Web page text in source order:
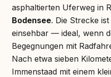
asphaltierten Uferweg in
Bodensee. Die Strecke
einsehbar — ideal, wenn
Begegnungen mit
Nach etwa sieben
Immenstaad mit einem